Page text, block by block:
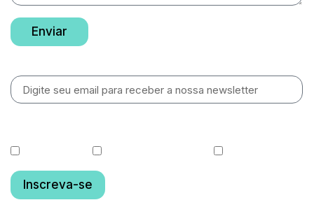
Enviar
Inscreva-se